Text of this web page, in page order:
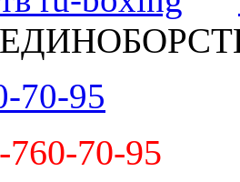
70-95
70-95